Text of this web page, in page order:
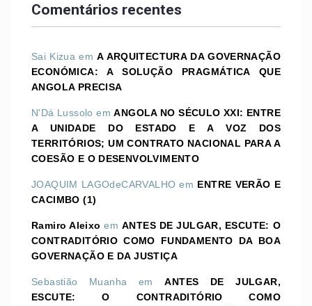
Comentários recentes
Sai Kizua emA ARQUITECTURA DA GOVERNAÇÃO
ECONÓMICA: A SOLUÇÃO PRAGMÁTICA QUE
ANGOLA PRECISA
N'Dá Lussolo emANGOLA NO SÉCULO XXI: ENTRE
A UNIDADE DO ESTADO E A VOZ DOS
TERRITÓRIOS; UM CONTRATO NACIONAL PARA A
COESÃO E O DESENVOLVIMENTO
JOAQUIM LAGOdeCARVALHO em ENTRE VERÃO E
CACIMBO (1)
Ramiro Aleixo emANTES DE JULGAR, ESCUTE: O
CONTRADITÓRIO COMO FUNDAMENTO DA BOA
GOVERNAÇÃO E DA JUSTIÇA
Sebastião Muanha emANTES DE JULGAR,
ESCUTE: O CONTRADITÓRIO COMO